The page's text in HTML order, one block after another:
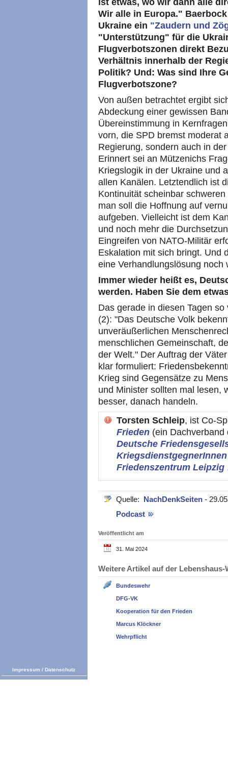
ist etwas, wo wir dann alle
Wir alle in Europa."
Ukraine ein "Zaudern und
"Unterstützung" für die
Flugverbotszonen direkt
Verhältnis innerhalb der
Politik? Und: Was sind Ihre
Flugverbotszone?
Von außen betrachtet ergibt
Abdeckung einer gewissen
Übereinstimmung in
vorn, die SPD bremst moderat
Regierung, sondern auch in
Erinnert sei an Mützenichs
Kriegslogik in der Ukraine und
allen Kanälen. Letztendlich ist
Kontinuität scheinbar
man soll die Hoffnung auf
aufgeben. Vielleicht ist dem
und noch mehr die
Eingreifen von NATO-Militär
Eskalation mit sich bringt. Und
eine Verhandlungslösung noch
Immer wieder heißt es,
werden. Haben Sie dem
Das gerade in diesen Tagen
(2): "Das Deutsche Volk
unveräußerlichen
menschlichen Gemeinschaft,
der Welt." Der Auftrag der
klar formuliert:
Krieg sind Gegensätze zu
und Minister sollten mal lesen,
besser, danach handeln.
Torsten Schleip, ist Co-
Frieden (ein
Deutsche
Friedenszentrum Leipzig
Quelle: NachDenkSeiten -
Podcast
Veröffentlicht am
31. Mai 2024
Weitere Artikel auf der
Bundeswehr
DFG-VK
Kooperation für den Frieden
Marcus Klöckner
Wehrpflicht
Impressum / Datenschutz